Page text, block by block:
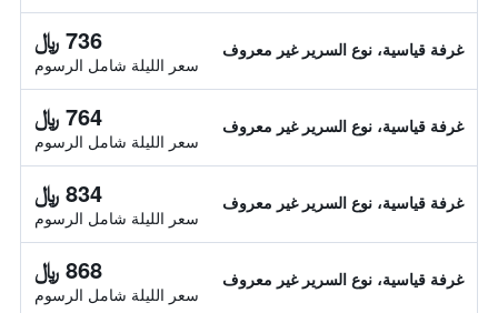
غرفة قياسية، نوع السرير غير معروف 736 ﷼
سعر الليلة شامل الرسوم
غرفة قياسية، نوع السرير غير معروف 764 ﷼
سعر الليلة شامل الرسوم
غرفة قياسية، نوع السرير غير معروف 834 ﷼
سعر الليلة شامل الرسوم
غرفة قياسية، نوع السرير غير معروف 868 ﷼
سعر الليلة شامل الرسوم